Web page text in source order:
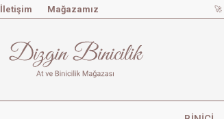
İletişim Mağazamız 🚀